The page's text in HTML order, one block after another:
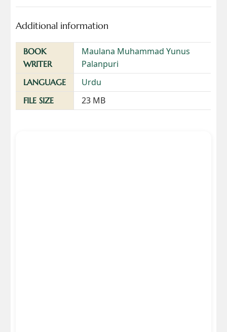
Additional information
BOOK
WRITER
Maulana Muhammad Yunus
Palanpuri
LANGUAGE Urdu
FILE SIZE 23 MB